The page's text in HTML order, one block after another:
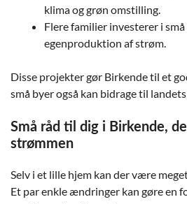
klima og grøn omstilling.
Flere familier investerer i
egenproduktion af strøm.
Disse projekter gør Birkende til et
små byer også kan bidrage til
Små råd til dig i Birkende,
strømmen
Selv i et lille hjem kan der være
Et par enkle ændringer kan gøre en